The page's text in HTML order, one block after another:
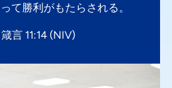
て勝利がもたらされる。
箴言 11:14 (NIV)